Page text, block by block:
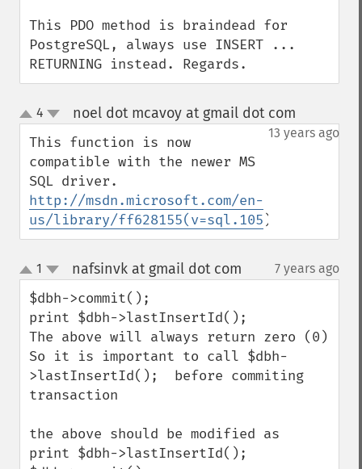
This PDO method is braindead for
PostgreSQL, always use INSERT ...
RETURNING instead. Regards.
up
down
4 noel dot mcavoy at gmail dot com
13 years ago
This function is now
compatible with the newer MS
http://msdn.microsoft.com/en-
us/library/ff628155(v=sql.105 )
up
down
1 nafsinvk at gmail dot com 7 years ago
$dbh->commit();
print $dbh->lastInsertId();
The above will always return zero (0)
So it is important to call $dbh-
>lastInsertId();  before commiting
transaction
the above should be modified as
print $dbh->lastInsertId();